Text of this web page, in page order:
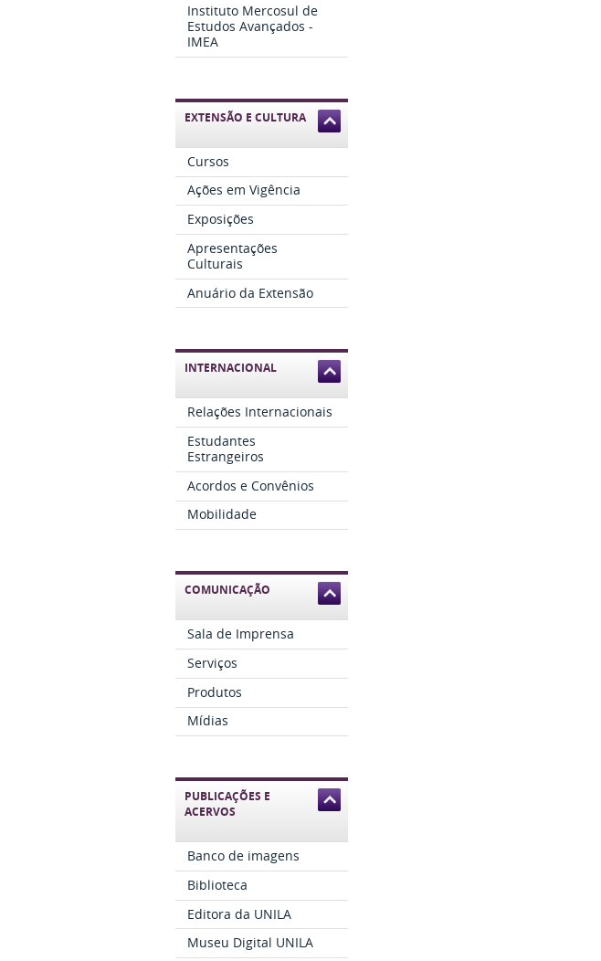
Instituto Mercosul de
Estudos Avançados -
IMEA
EXTENSÃO E CULTURA
Cursos
Ações em Vigência
Exposições
Apresentações
Culturais
Anuário da Extensão
INTERNACIONAL
Relações Internacionais
Estudantes
Estrangeiros
Acordos e Convênios
Mobilidade
COMUNICAÇÃO
Sala de Imprensa
Serviços
Produtos
Mídias
PUBLICAÇÕES E
ACERVOS
Banco de imagens
Biblioteca
Editora da UNILA
Museu Digital UNILA